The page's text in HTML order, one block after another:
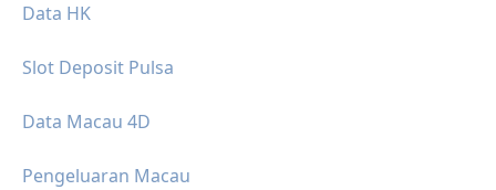
Data HK
Slot Deposit Pulsa
Data Macau 4D
Pengeluaran Macau